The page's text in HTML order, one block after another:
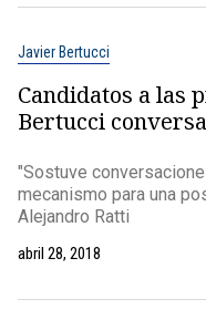
Javier Bertucci
Candidatos a las
Bertucci
"Sostuve
mecanismo para una
Alejandro Ratti
abril 28, 2018